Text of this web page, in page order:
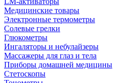
Медицинские товары
Электронные термометры
Cолевые грелки
Глюкометры
Ингаляторы и небулайзеры
Массажеры для глаз и тела
Приборы домашней медицины
Стетоскопы